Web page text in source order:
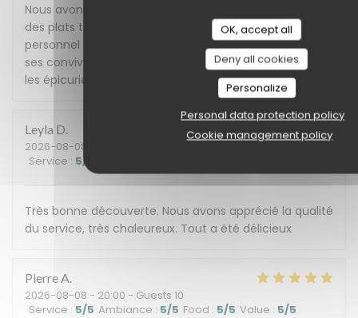
OK, accept all
Deny all cookies
Personalize
Personal data protection policy
Cookie management policy
Nous avons passé une excellente soirée en dégustant
des plats tous plus délicieux les uns que les autres, le
personnel est très professionnel et très à l'écoute de
ses convives, c'est une adresse que je conseille à tous
les épicuriens. Nous y retournerons avec grand plaisir.
Leyla D
2026-08-08
Service : 5/5
Très bonne découverte. Nous avons apprécié la qualité
du service, très chaleureux. Tout a été délicieux
PierreA
2026-08-08 - 20:00 - Guests 10
Service : 5/5 Ambiance : 5/5 Food : 5/5 Value : 5/5